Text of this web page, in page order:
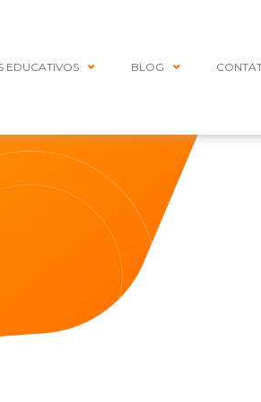
EDUCATIVOS BLOG